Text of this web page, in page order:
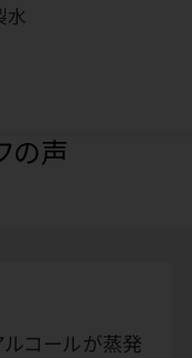
水
の声
ルコールが蒸発